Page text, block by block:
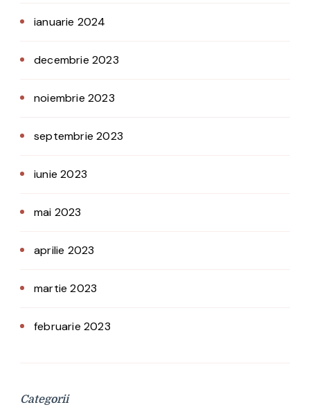
ianuarie 2024
decembrie 2023
noiembrie 2023
septembrie 2023
iunie 2023
mai 2023
aprilie 2023
martie 2023
februarie 2023
Categorii